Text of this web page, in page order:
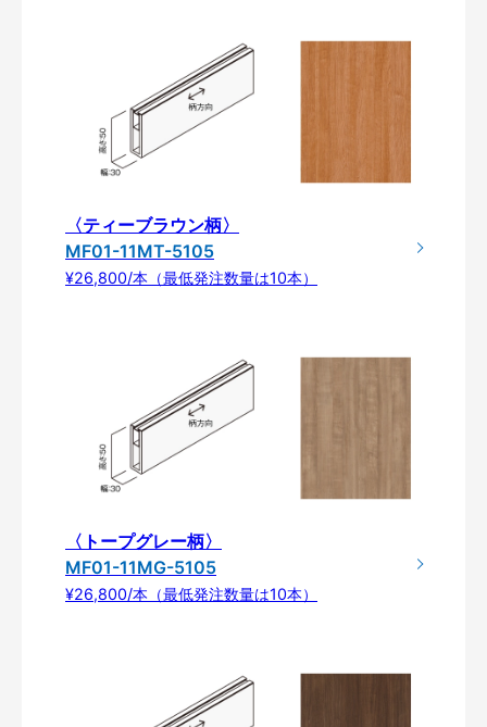
〈ティーブラウン柄〉
MF01-11MT-5105
¥26,800/本（最低発注数量は10本）
〈トープグレー柄〉
MF01-11MG-5105
¥26,800/本（最低発注数量は10本）